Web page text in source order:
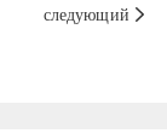
следующий